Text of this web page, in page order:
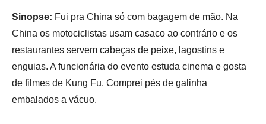
Sinopse: Fui pra China só com bagagem de mão. Na
China os motociclistas usam casaco ao contrário e os
restaurantes servem cabeças de peixe, lagostins e
enguias. A funcionária do evento estuda cinema e gosta
de filmes de Kung Fu. Comprei pés de galinha
embalados a vácuo.